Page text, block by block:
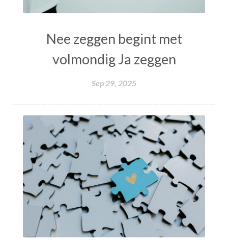
Nee zeggen begint met
volmondig Ja zeggen
Sep 29, 2025